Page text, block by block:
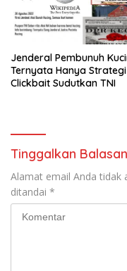
Jenderal Pembunuh
Ternyata Hanya Strategi
Clickbait Sudutkan TNI
Tinggalkan Balasan
Alamat email Anda tidak
ditandai *